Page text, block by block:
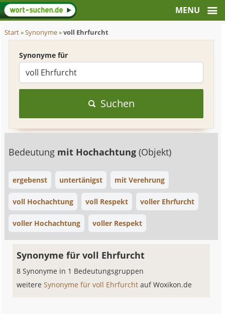
Start»Synonyme»voll Ehrfurcht
Synonyme für
Suchen
Bedeutung mit Hochachtung(Objekt)
ergebenst untertänigst mit Verehrung
voll Hochachtung voll Respekt voller Ehrfurcht
voller Hochachtung voller Respekt
Synonyme für voll Ehrfurcht
8 Synonyme in 1 Bedeutungsgruppen
weitereSynonyme für voll Ehrfurchtauf Woxikon.de